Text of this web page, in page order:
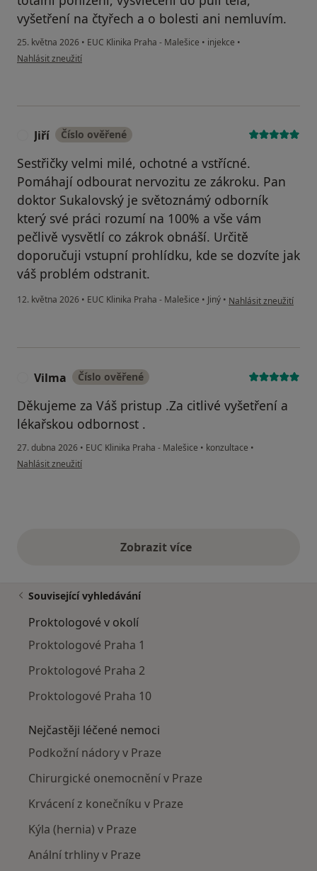
vyšetření na čtyřech a o bolesti ani nemluvím.
25. května 2026 • EUC Klinika Praha - Malešice • injekce •
podle názoru uživatele Andrea
Nahlásit zneužití
Jiří Číslo ověřené
Sestřičky velmi milé, ochotné a vstřícné.
Pomáhají odbourat nervozitu ze zákroku. Pan
doktor Sukalovský je světoznámý odborník
který své práci rozumí na 100% a vše vám
pečlivě vysvětlí co zákrok obnáší. Určitě
doporučuji vstupní prohlídku, kde se dozvíte jak
váš problém odstranit.
12. května 2026 • EUC Klinika Praha - Malešice • Jiný • podle názoru
Nahlásit zneužití
Vilma Číslo ověřené
Děkujeme za Váš pristup .Za citlivé vyšetření a
lékařskou odbornost .
27. dubna 2026 • EUC Klinika Praha - Malešice • konzultace •
podle názoru uživatele Vilma
Nahlásit zneužití
Zobrazit vícevýše uvedené názory
Související vyhledávání
Proktologové v okolí
Proktologové Praha 1
Proktologové Praha 2
Proktologové Praha 10
Nejčastěji léčené nemoci
Podkožní nádory v Praze
Chirurgické onemocnění v Praze
Krvácení z konečníku v Praze
Kýla (hernia) v Praze
Anální trhliny v Praze